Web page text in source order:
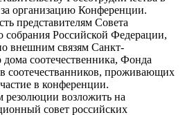
организацию Конференции.
представителям Совета
собрания Российской Федерации,
внешним связям Санкт-
дома соотечественника, Фонда
соотечестванников, проживающих
в конференции.
резолюции возложить на
совет российских